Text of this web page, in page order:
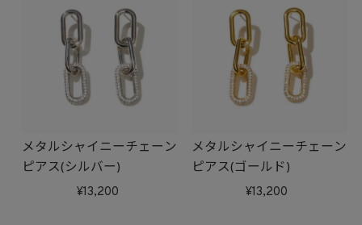
メタルシャイニーチェーン
ピアス(シルバー)
13,200
メタルシャイニーチェーン
ピアス(ゴールド)
13,200